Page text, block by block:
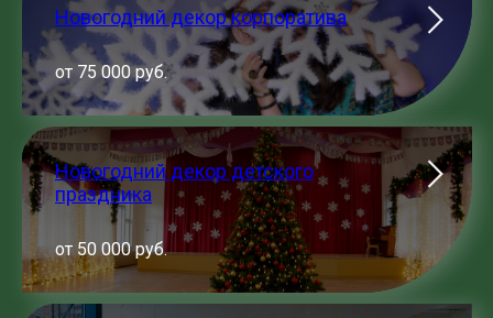
Новогодний декор корпоратива
от 75 000 руб.
Новогодний декор детского
праздника
от 50 000 руб.